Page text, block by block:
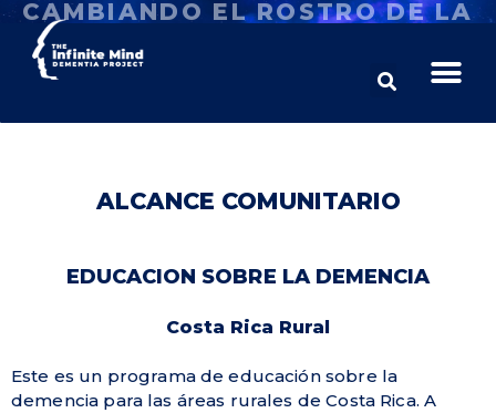
CAMBIANDO EL ROSTRO DE LA
ALCANCE COMUNITARIO
EDUCACION SOBRE LA DEMENCIA
Costa Rica Rural
Este es un programa de educación sobre la
demencia para las áreas rurales de Costa Rica. A